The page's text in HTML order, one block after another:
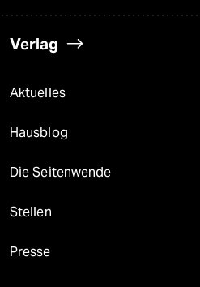
Verlag
Aktuelles
Hausblog
Die Seitenwende
Stellen
Presse